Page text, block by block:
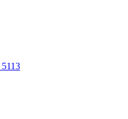
5113